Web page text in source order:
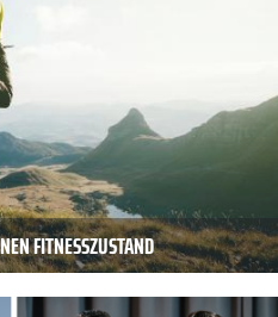
FITNESSZUSTAND